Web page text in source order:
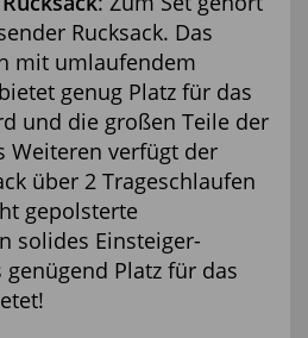
Rucksack. Das
mit umlaufendem
genug Platz für das
und die großen Teile der
Weiteren verfügt der
über 2 Trageschlaufen
gepolsterte
solides Einsteiger-
Platz für das